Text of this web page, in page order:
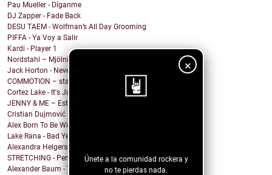
×
Únete a la comunidad rockera y
no te pierdas nada.
Pau Mueller - Díganme
DJ Zapper - Fade Back
DESU TAEM - Wolfman’s All Day Grooming
PIFFA - Ya Voy a Salir
Kardi - Player 1
Nordstahl – Mjölnir
Jack Horton - Never Know Why (feat. Vesper Stockwell)
COMMOTION – stargazing
Cortez Lake - It's Just Me
JENNY & ME – Estate
Cristian Dujmović – Fin de un mundo
Alex Born To Be Wild - Nice Girls
Lake Rana - Bad Year
Alexandra Helgerson - We're Never Going Out
STRETCHING - Pencil Me In
Alexander Baum - Träume